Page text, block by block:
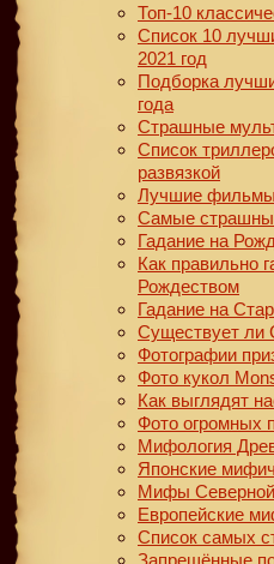
Топ-10
Список 10
2021 год
Подборка
года
Страшные
Список
развязкой
Лучшие
Самые
Гадание на
Как правильно
Рождеством
Гадание на
Существует ли
Фотографии
Фото кукол
Как выглядят
Фото огромных
Мифология
Японские
Мифы
Европейские
Список самых
Запрещённые